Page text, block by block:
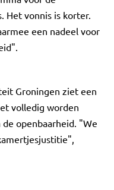
Het vonnis is korter.
een nadeel voor
Groningen ziet een
volledig worden
openbaarheid. "We